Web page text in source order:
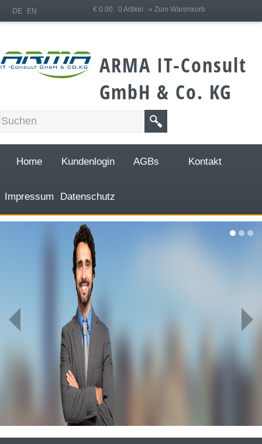
€ 0.00 0 Artikel » Zum Warenkorb
DE EN
ARMA IT-Consult
GmbH & Co. KG
Home Kundenlogin AGBs Kontakt
Impressum Datenschutz